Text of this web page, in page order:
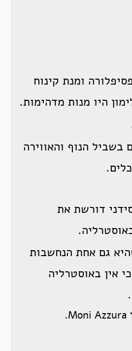
ומנת קינוח
היו מנות מדהימות.
בשביל הנוף והאווירה
דורשת את
גם אחת הנחשבות
אין באוסטרליה